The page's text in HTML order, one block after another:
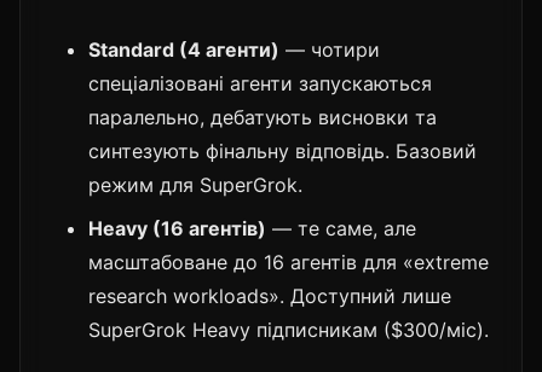
Standard (4 агенти) — чотири
спеціалізовані агенти запускаються
паралельно, дебатують висновки та
синтезують фінальну відповідь. Базовий
режим для SuperGrok.
Heavy (16 агентів) — те саме, але
масштабоване до 16 агентів для «extreme
research workloads». Доступний лише
SuperGrok Heavy підписникам ($300/міс).